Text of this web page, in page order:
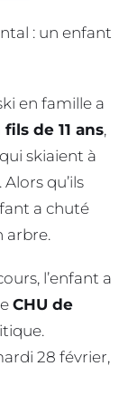
: un enfant
en famille a
de 11 ans,
skiaient à
qu’ils
a chuté
arbre.
l’enfant a
CHU de
28 février,